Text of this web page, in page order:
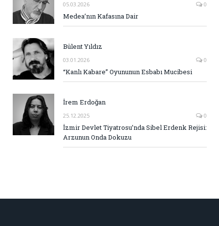
05.03.2026 0
Medea’nın Kafasına Dair
Bülent Yıldız
03.01.2026 0
“Kanlı Kabare” Oyununun Esbabı Mucibesi
İrem Erdoğan
25.12.2025 0
İzmir Devlet Tiyatrosu’nda Sibel Erdenk Rejisi:
Arzunun Onda Dokuzu